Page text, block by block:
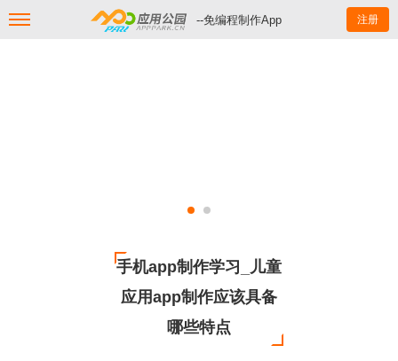
--免编程制作App 注册
手机app制作学习_儿童
应用app制作应该具备
哪些特点